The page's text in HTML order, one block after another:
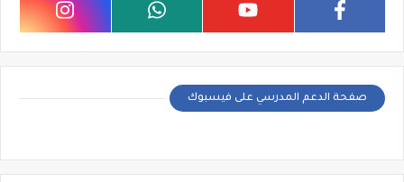
صفحة الدعم المدرسي على فيسبوك